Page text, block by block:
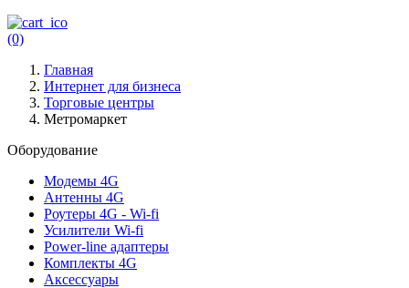
(0)
Главная
Интернет для бизнеса
Торговые центры
Метромаркет
Оборудование
Модемы 4G
Антенны 4G
Роутеры 4G - Wi-fi
Усилители Wi-fi
Power-line адаптеры
Комплекты 4G
Аксессуары